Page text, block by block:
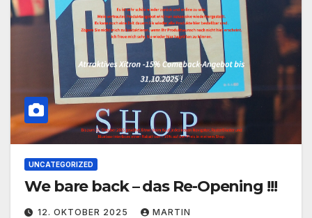
UNCATEGORIZED
We bare back – das Re-Opening !!!
12. OKTOBER 2025 MARTIN